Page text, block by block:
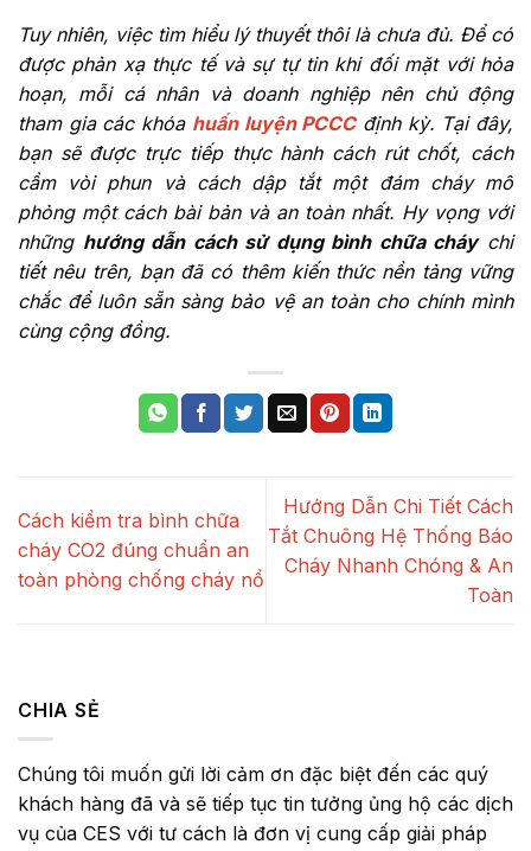
Tuy nhiên, việc tìm hiểu lý thuyết thôi là chưa đủ. Để có
được phản xạ thực tế và sự tự tin khi đối mặt với hỏa
hoạn, mỗi cá nhân và doanh nghiệp nên chủ động
tham gia các khóa huấn luyện PCCCđịnh kỳ. Tại đây,
bạn sẽ được trực tiếp thực hành cách rút chốt, cách
cầm vòi phun và cách dập tắt một đám cháy mô
phỏng một cách bài bản và an toàn nhất. Hy vọng với
những hướng dẫn cách sử dụng bình chữa cháychi
tiết nêu trên, bạn đã có thêm kiến thức nền tảng vững
chắc để luôn sẵn sàng bảo vệ an toàn cho chính mình
cùng cộng đồng.
Cách kiểm tra bình chữa
cháy CO2 đúng chuẩn an
toàn phòng chống cháy nổ
Hướng Dẫn Chi Tiết Cách
Tắt Chuông Hệ Thống Báo
Cháy Nhanh Chóng & An
Toàn
CHIA SẺ
Chúng tôi muốn gửi lời cảm ơn đặc biệt đến các quý
khách hàng đã và sẽ tiếp tục tin tưởng ủng hộ các dịch
vụ của CES với tư cách là đơn vị cung cấp giải pháp